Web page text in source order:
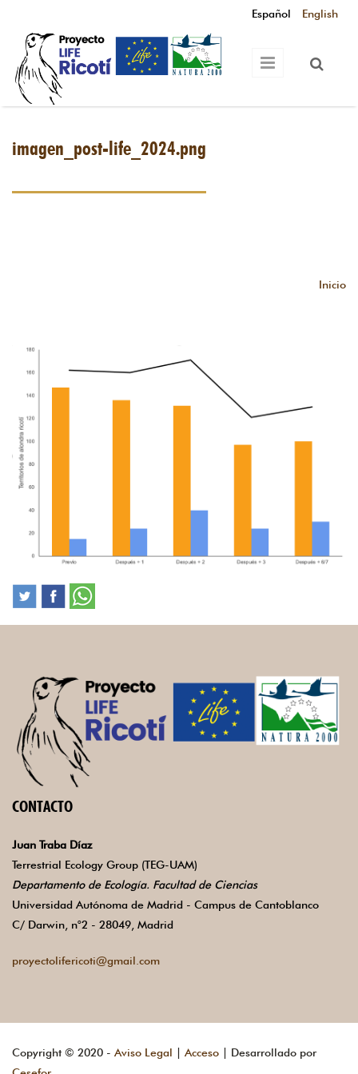
Español English
imagen_post-life_2024.png
Inicio
CONTACTO
Juan Traba Díaz
Terrestrial Ecology Group (TEG-UAM)
Departamento de Ecología. Facultad de Ciencias
Universidad Autónoma de Madrid - Campus de Cantoblanco
C/ Darwin, n°2 - 28049, Madrid
proyectolifericoti@gmail.com
Copyright © 2020 - Aviso Legal Acceso | Desarrollado por